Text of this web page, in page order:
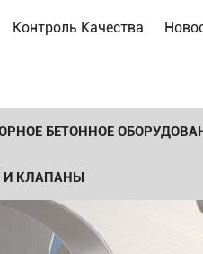
Контроль Качества
БЕТОННОЕ
И КЛАПАНЫ